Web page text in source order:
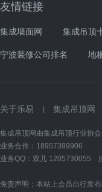
友情链接
集成墙面网 集成吊顶
宁波装修公司排名 地
关于乐易 | 集成吊顶网
集成吊顶网由集成吊顶行业
业务合作：18957399906
业务QQ：双儿 1205730055
免责声明：本站上会员自行发